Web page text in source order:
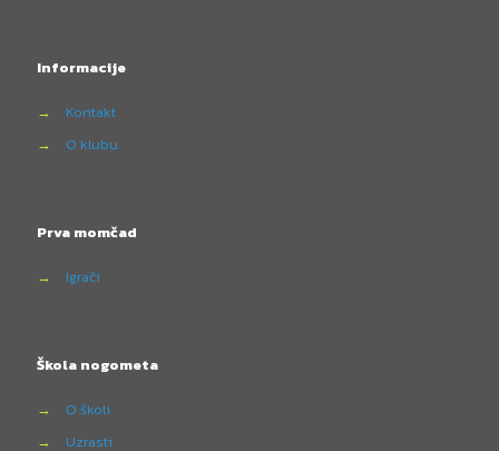
Informacije
→
Kontakt
→
O klubu
Prva momčad
→ Igrači
Škola nogometa
→
O školi
→
Uzrasti